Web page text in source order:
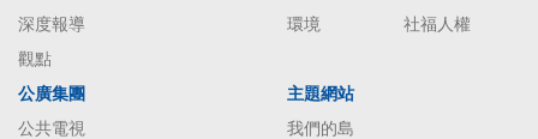
深度報導
觀點
環境
社福人權
公廣集團
公共電視
主題網站
我們的島